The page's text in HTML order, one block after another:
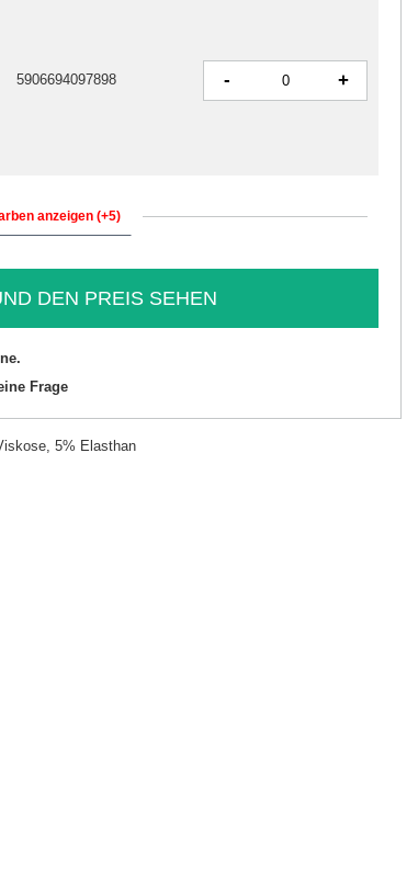
5906694097898 - +
anzeigen (+5)
DEN PREIS SEHEN
Frage
5% Elasthan